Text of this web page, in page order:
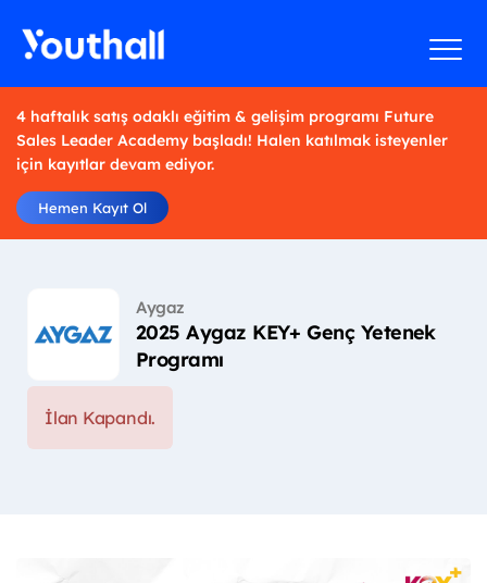
4 haftalık satış odaklı eğitim & gelişim programı Future
Sales Leader Academy başladı! Halen katılmak isteyenler
için kayıtlar devam ediyor.
Hemen Kayıt Ol
Aygaz
2025 Aygaz KEY+ Genç Yetenek
Programı
İlan Kapandı.